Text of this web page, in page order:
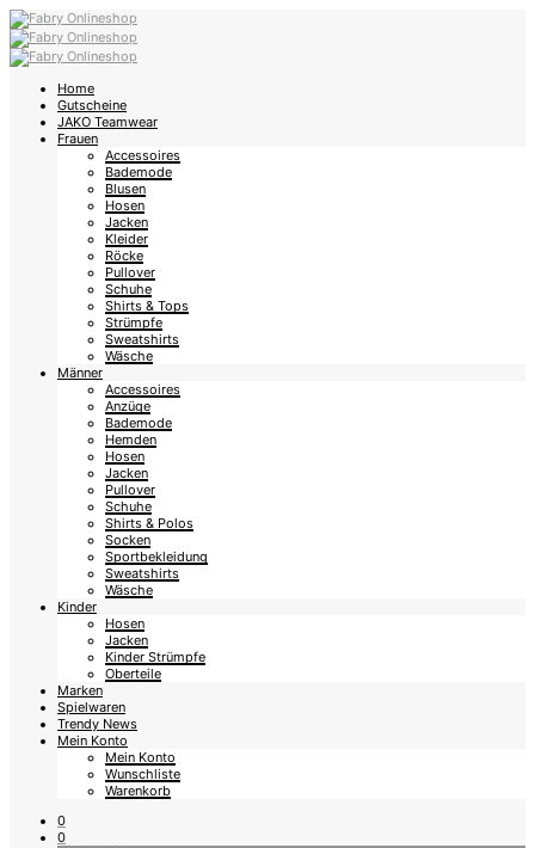
Home
Gutscheine
JAKO Teamwear
Frauen
Accessoires
Bademode
Blusen
Hosen
Jacken
Kleider
Röcke
Pullover
Schuhe
Shirts & Tops
Strümpfe
Sweatshirts
Wäsche
Männer
Accessoires
Anzüge
Bademode
Hemden
Hosen
Jacken
Pullover
Schuhe
Shirts & Polos
Socken
Sportbekleidung
Sweatshirts
Wäsche
Kinder
Hosen
Jacken
Kinder Strümpfe
Oberteile
Marken
Spielwaren
Trendy News
Mein Konto
Mein Konto
Wunschliste
Warenkorb
0
0